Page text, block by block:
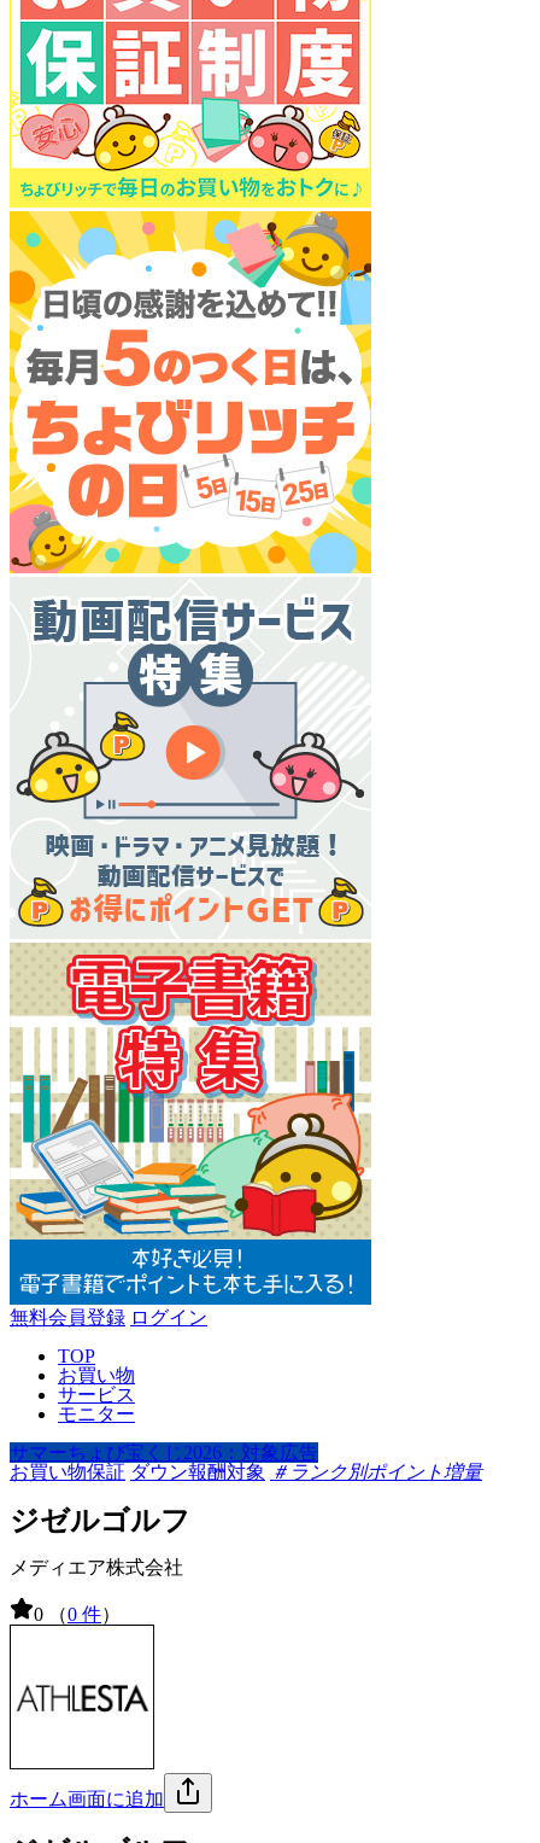
無料会員登録 ログイン
TOP
お買い物
サービス
モニター
サマーちょび宝くじ2026：対象広告
お買い物保証 ダウン報酬対象 ＃ランク別ポイント増量
ジゼルゴルフ
メディエア株式会社
0 （0 件）
ホーム画面に追加